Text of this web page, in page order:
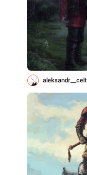
aleksandr__celt